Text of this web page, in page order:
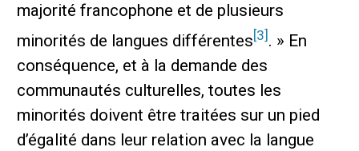
majorité francophone et de plusieurs
minorités de langues différentes [3] . » En
conséquence, et à la demande des
communautés culturelles, toutes les
minorités doivent être traitées sur un pied
d’égalité dans leur relation avec la langue